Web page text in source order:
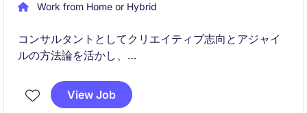
Work from Home or Hybrid
コンサルタントとしてクリエイティブ志向とアジャイ
ルの方法論を活かし、
顧客の事業に本質的な変革を推進していただきます。
View Job